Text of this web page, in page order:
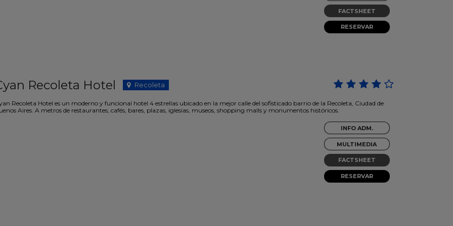
FACTSHEET
RESERVAR
Recoleta Hotel Recoleta
Recoleta Hotel es un moderno y funcional hotel 4 estrellas ubicado en la mejor calle del sofisticado barrio de la Recoleta, Ciudad de
Aires. A metros de restaurantes, cafés, bares, plazas, iglesias, museos, shopping malls y monumentos históricos.
INFO ADM.
MULTIMEDIA
FACTSHEET
RESERVAR